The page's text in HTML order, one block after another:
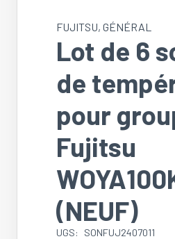
FUJITSU, GÉNÉRAL
Lot de 6
de
pour
Fujitsu
(NEUF)
UGS: SONFUJ2407011